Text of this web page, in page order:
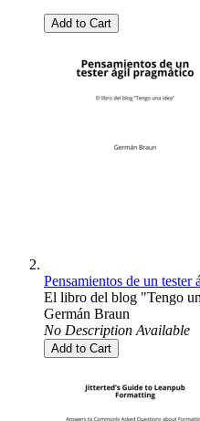
Add to Cart
Pensamientos de un tester
El libro del blog "Tengo
Germán Braun
No Description Available
Add to Cart